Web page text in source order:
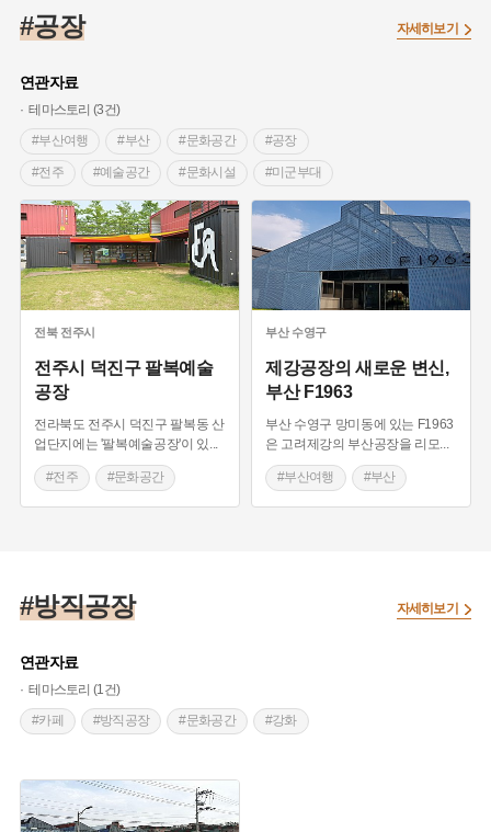
#공장
연관자료
테마스토리 (3건)
#부산여행
#부산 #문화공간 #공장
#전주 #예술공간 #문화시설 #미군부대
#지기산 #주민 반대 #환경 파괴 #바이올린
#문막공단
자세히보기
전북 전주시
전주시 덕진구 팔복예술
공장
전라북도 전주시 덕진구 팔복동 산
업단지에는 '팔복예술공장'이 있
#전주 #문화공간
#예술공간 #공장
부산 수영구
제강공장의 새로운 변신,
부산 F1963
부산 수영구 망미동에 있는 F1963
은 고려제강의 부산공장을 리모
#부산여행 #부산
#문화공간 #공장
#방직공장
연관자료
테마스토리 (1건)
#카페
#방직공장 #문화공간 #강화
자세히보기